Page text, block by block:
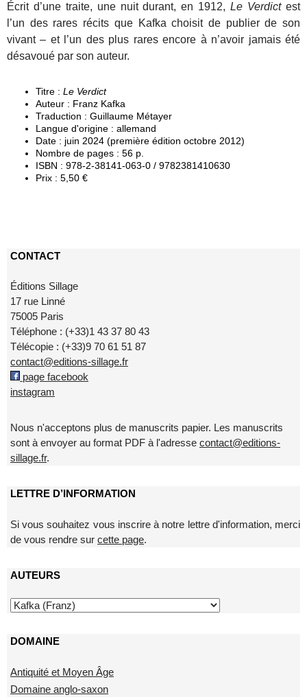
Écrit d’une traite, une nuit durant, en 1912,Le Verdictest
l’un des rares récits que Kafka choisit de publier de son
vivant – et l’un des plus rares encore à n’avoir jamais été
désavoué par son auteur.
Titre : Le Verdict
Auteur : Franz Kafka
Traduction : Guillaume Métayer
Langue d'origine : allemand
Date : juin 2024 (première édition octobre 2012)
Nombre de pages : 56 p.
ISBN : 978-2-38141-063-0 / 9782381410630
Prix : 5,50 €
CONTACT
Éditions Sillage
17 rue Linné
75005 Paris
Téléphone : (+33)1 43 37 80 43
Télécopie : (+33)9 70 61 51 87
contact@editions-sillage.fr
page facebook
instagram
Nous n'acceptons plus de manuscrits papier. Les manuscrits
sont à envoyer au format PDF à l'adresse contact@editions-
sillage.fr.
LETTRE D’INFORMATION
Si vous souhaitez vous inscrire à notre lettre d'information, merci
de vous rendre sur cette page.
AUTEURS
DOMAINE
Antiquité et Moyen Âge
Domaine anglo-saxon